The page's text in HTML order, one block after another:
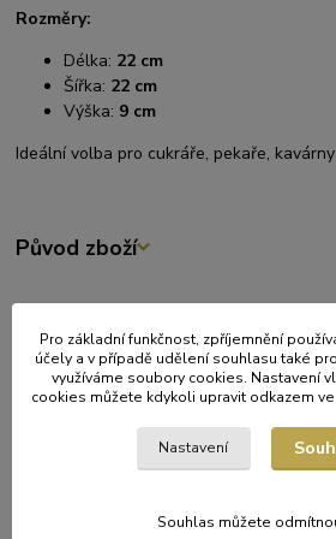
Rozměry:
Délka: 22 cm
Šířka: 22 cm
Výška: 9 cm
Ideální volba pro cukráře, pekaře,
Původ zboží
Související zboží
Pro základní funkčnost, zpříjemnění
účely a v případě udělení souhlasu také
využíváme soubory cookies. Nastavení
cookies můžete kdykoli upravit odkazem
Nastavení
Souhlas můžete